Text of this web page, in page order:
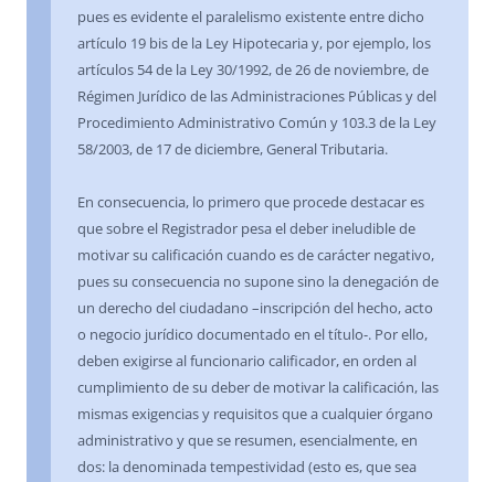
pues es evidente el paralelismo existente entre dicho
artículo 19 bis de la Ley Hipotecaria y, por ejemplo, los
artículos 54 de la Ley 30/1992, de 26 de noviembre, de
Régimen Jurídico de las Administraciones Públicas y del
Procedimiento Administrativo Común y 103.3 de la Ley
58/2003, de 17 de diciembre, General Tributaria.
En consecuencia, lo primero que procede destacar es
que sobre el Registrador pesa el deber ineludible de
motivar su calificación cuando es de carácter negativo,
pues su consecuencia no supone sino la denegación de
un derecho del ciudadano –inscripción del hecho, acto
o negocio jurídico documentado en el título-. Por ello,
deben exigirse al funcionario calificador, en orden al
cumplimiento de su deber de motivar la calificación, las
mismas exigencias y requisitos que a cualquier órgano
administrativo y que se resumen, esencialmente, en
dos: la denominada tempestividad (esto es, que sea